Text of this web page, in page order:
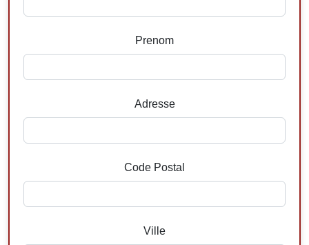
Prenom
Adresse
Code Postal
Ville